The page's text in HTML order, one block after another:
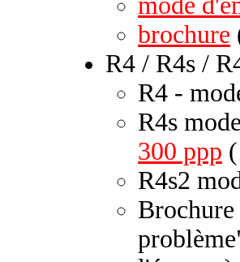
brochure
R4 / R4s /
R4 -
R4s
300 ppp
R4s2